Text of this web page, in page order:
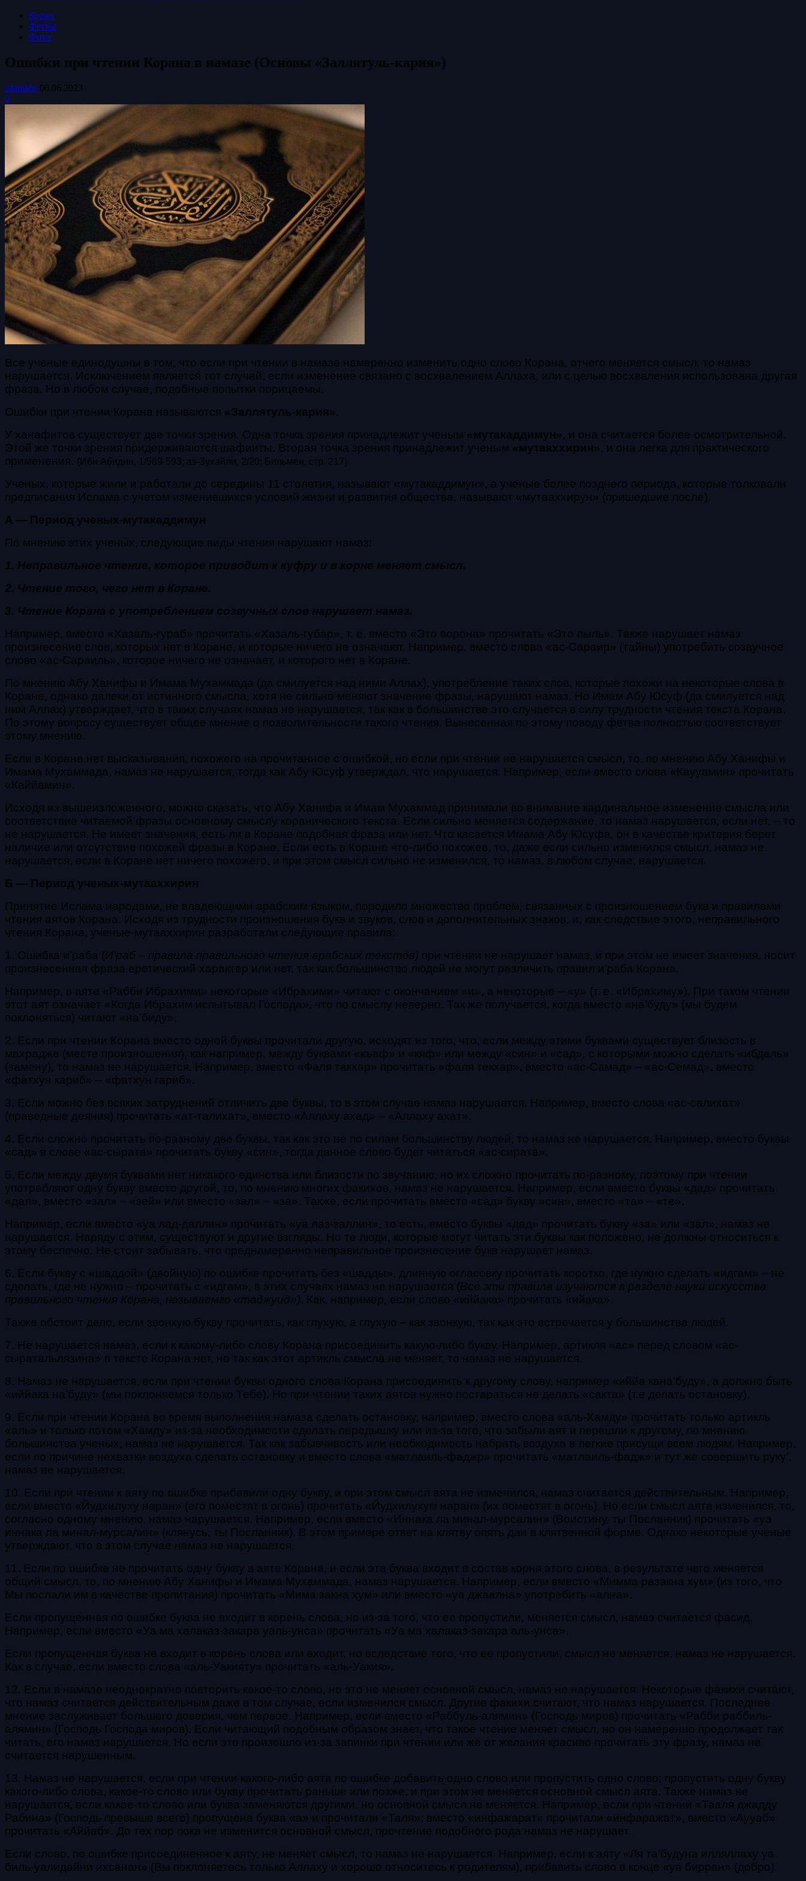
Коран
Фетвы
Фикх
Ошибки при чтении Корана в намазе (Основы «Заллятуль-кария»)
islamkbr 06.06.2023
0
Все ученые единодушны в том, что если при чтении в намазе намеренно изменить одно слово Корана, отчего меняется смысл, то намаз
нарушается. Исключением является тот случай, если изменение связано с восхвалением Аллаха, или с целью восхваления использована другая
фраза. Но в любом случае, подобные попытки порицаемы.
Ошибки при чтении Корана называются «Заллятуль-кария».
У ханафитов существует две точки зрения. Одна точка зрения принадлежит ученым «мутакаддимун», и она считается более осмотрительной.
Этой же точки зрения придерживаются шафииты. Вторая точка зрения принадлежит ученым «мутааххирин», и она легка для практического
применения. (Ибн Абидин, 1/589-593; аз-Зухайли, 2/20; Бильмен, стр. 217)
Ученых, которые жили и работали до середины 11 столетия, называют «мутакаддимун», а ученые более позднего периода, которые толковали
предписания Ислама с учетом изменившихся условий жизни и развития общества, называют «мутааххирун» (пришедшие после).
A — Период ученых-мутакаддимун
По мнению этих ученых, следующие виды чтения нарушают намаз:
1. Неправильное чтение, которое приводит к куфру и в корне меняет смысл.
2. Чтение того, чего нет в Коране.
3. Чтение Корана с употреблением созвучных слов нарушает намаз.
Например, вместо «Хазаль-гураб» прочитать «Хазаль-губар», т. е. вместо «Это ворона» прочитать «Это пыль». Также нарушает намаз
произнесение слов, которых нет в Коране, и которые ничего не означают. Например, вместо слова «ас-Сараир» (тайны) употребить созвучное
слово «ас-Сараиль», которое ничего не означает, и которого нет в Коране.
По мнению Абу Ханифы и Имама Мухаммада (да смилуется над ними Аллах), употребление таких слов, которые похожи на некоторые слова в
Коране, однако далеки от истинного смысла, хотя не сильно меняют значение фразы, нарушают намаз. Но Имам Абу Юсуф (да смилуется над
ним Аллах) утверждает, что в таких случаях намаз не нарушается, так как в большинстве это случается в силу трудности чтения текста Корана.
По этому вопросу существует общее мнение о позволительности такого чтения. Вынесенная по этому поводу фетва полностью соответствует
этому мнению.
Если в Коране нет высказывания, похожего на прочитанное с ошибкой, но если при чтении не нарушается смысл, то, по мнению Абу Ханифы и
Имама Мухаммада, намаз не нарушается, тогда как Абу Юсуф утверждал, что нарушается. Например, если вместо слова «Каууамин» прочитать
«Каййамин».
Исходя из вышеизложенного, можно сказать, что Абу Ханифа и Имам Мухаммад принимали во внимание кардинальное изменение смысла или
соответствие читаемой фразы основному смыслу коранического текста. Если сильно меняется содержание, то намаз нарушается, если нет, – то
не нарушается. Не имеет значения, есть ли в Коране подобная фраза или нет. Что касается Имама Абу Юсуфа, он в качестве критерия берет
наличие или отсутствие похожей фразы в Коране. Если есть в Коране что-либо похожее, то, даже если сильно изменился смысл, намаз не
нарушается, если в Коране нет ничего похожего, и при этом смысл сильно не изменился, то намаз, в любом случае, нарушается.
Б — Период ученых-мутааххирин
Принятие Ислама народами, не владеющими арабским языком, породило множество проблем, связанных с произношением букв и правилами
чтения аятов Корана. Исходя из трудности произношения букв и звуков, слов и дополнительных знаков, и, как следствие этого, неправильного
чтения Корана, ученые-мутааххирин разработали следующие правила:
1. Ошибка и’раба (И’раб – правила правильного чтения арабских текстов) при чтении не нарушает намаз, и при этом не имеет значения, носит
произнесенная фраза еретический характер или нет, так как большинство людей не могут различить правил и’раба Корана.
Например, в аяте «Рабби Ибрахими» некоторые «Ибрахими» читают с окончанием «и», а некоторые – «у» (т. е. «Ибрахиму»). При таком чтении
этот аят означает «Когда Ибрахим испытывал Господа», что по смыслу неверно. Так же получается, когда вместо «на’буду» (мы будем
поклоняться) читают «на’биду».
2. Если при чтении Корана вместо одной буквы прочитали другую, исходят из того, что, если между этими буквами существует близость в
махрадже (месте произношения), как например, между буквами «къаф» и «кяф» или между «син» и «сад», с которыми можно сделать «ибдаль»
(замену), то намаз не нарушается. Например, вместо «Фаля такхар» прочитать «фаля текхар», вместо «ас-Самад» – «ас-Семад», вместо
«фатхун кариб» – «фатхун гариб».
3. Если можно без всяких затруднений отличить две буквы, то в этом случае намаз нарушается. Например, вместо слова «ас-салихат»
(праведные деяния) прочитать «ат-талихат», вместо «Аллаху ахад» – «Аллаху ахат».
4. Если сложно прочитать по-разному две буквы, так как это не по силам большинству людей, то намаз не нарушается. Например, вместо буквы
«сад» в слове «ас-сырата» прочитать букву «син», тогда данное слово будет читаться «ас-сирата».
5. Если между двумя буквами нет никакого единства или близости по звучанию, но их сложно прочитать по-разному, поэтому при чтении
употребляют одну букву вместо другой, то, по мнению многих факихов, намаз не нарушается. Например, если вместо буквы «дад» прочитать
«дал», вместо «зал» – «зей» или вместо «зал» – «за». Также, если прочитать вместо «сад» букву «син», вместо «та» – «те».
Например, если вместо «уа лад-даллин» прочитать «уа лаз-заллин», то есть, вместо буквы «дад» прочитать букву «за» или «зал», намаз не
нарушается. Наряду с этим, существуют и другие взгляды. Но те люди, которые могут читать эти буквы как положено, не должны относиться к
этому беспечно. Не стоит забывать, что преднамеренно неправильное произнесение букв нарушает намаз.
6. Если букву с «шаддой» (двойную) по ошибке прочитать без «шадды», длинную огласовку прочитать коротко, где нужно сделать «идгам» – не
сделать, где не нужно – прочитать с «идгам», в этих случаях намаз не нарушается (Все эти правила изучаются в разделе науки искусства
правильного чтения Корана, называемго «таджуид»). Как, например, если слово «иййака» прочитать «ийака».
Также обстоит дело, если звонкую букву прочитать, как глухую, а глухую – как звонкую, так как это встречается у большинства людей.
7. Не нарушается намаз, если к какому-либо слову Корана присоединить какую-либо букву. Например, артикля «ас» перед словом «ас-
сыратальлязина» в тексте Корана нет, но так как этот артикль смысла не меняет, то намаз не нарушается.
8. Намаз не нарушается, если при чтении буквы одного слова Корана присоединить к другому слову, например «иййа кана’буду», а должно быть
«иййака на’буду» (мы поклоняемся только Тебе). Но при чтении таких аятов нужно постараться не делать «сакта» (т.е делать остановку).
9. Если при чтении Корана во время выполнения намаза сделать остановку, например, вместо слова «аль-Хамду» прочитать только артикль
«аль» и только потом «Хамду» из-за необходимости сделать передышку или из-за того, что забыли аят и перешли к другому, по мнению
большинства ученых, намаз не нарушается. Так как забывчивость или необходимость набрать воздуха в легкие присущи всем людям. Например,
если по причине нехватки воздуха сделать остановку и вместо слова «матлаиль-фаджр» прочитать «матлаиль-фадж» и тут же совершить руку’,
намаз не нарушается.
10. Если при чтении к аяту по ошибке прибавили одну букву, и при этом смысл аята не изменился, намаз считается действительным. Например,
если вместо «Йудхилуху наран» (его поместят в огонь) прочитать «Йудхилухум наран» (их поместят в огонь). Но если смысл аята изменился, то,
согласно одному мнению, намаз нарушается. Например, если вместо «Иннака ла минал-мурсалин» (Воистину, ты Посланник) прочитать «уа
иннака ла минал-мурсалин» (клянусь, ты Посланник). В этом примере ответ на клятву опять дан в клятвенной форме. Однако некоторые ученые
утверждают, что в этом случае намаз не нарушается.
11. Если по ошибке не прочитать одну букву в аяте Корана, и если эта буква входит в состав корня этого слова, в результате чего меняется
общий смысл, то, по мнению Абу Ханифы и Имама Мухаммада, намаз нарушается. Например, если вместо «Мимма разакна хум» (из того, что
Мы послали им в качестве пропитания) прочитать «Мима закна хум» или вместо «уа джаална» употребить «ална».
Если пропущенная по ошибке буква не входит в корень слова, но из-за того, что ее пропустили, меняется смысл, намаз считается фасид.
Например, если вместо «Уа ма халаказ-закара уаль-унса» прочитать «Уа ма халаказ-закара аль-унса».
Если пропущенная буква не входит в корень слова или входит, но вследствие того, что ее пропустили, смысл не меняется, намаз не нарушается.
Как в случае, если вместо слова «аль-Уакияту» прочитать «аль-Уакия».
12. Если в намазе неоднократно повторить какое-то слово, но это не меняет основной смысл, намаз не нарушается. Некоторые факихи считают,
что намаз считается действительным даже в том случае, если изменился смысл. Другие факихи считают, что намаз нарушается. Последнее
мнение заслуживает большего доверия, чем первое. Например, если вместо «Раббуль-алямин» (Господь миров) прочитать «Рабби раббиль-
алямин» (Господь Господа миров). Если читающий подобным образом знает, что такое чтение меняет смысл, но он намеренно продолжает так
читать, его намаз нарушается. Но если это произошло из-за запинки при чтении или же от желания красиво прочитать эту фразу, намаз не
считается нарушенным.
13. Намаз не нарушается, если при чтении какого-либо аята по ошибке добавить одно слово или пропустить одно слово; пропустить одну букву
какого-либо слова, какое-то слово или букву прочитать раньше или позже, и при этом не меняется основной смысл аята. Также намаз не
нарушается, если какое-то слово или буква заменяются другими, но основной смысл не меняется. Например, если при чтении «Тааля джадду
Рабина» (Господь превыше всего) пропущена буква «а» и прочитали «Таля»; вместо «инфажарат» прочитали «инфаражат», вместо «Аууаб»
прочитать «Аййаб». До тех пор пока не изменится основной смысл, прочтение подобного рода намаз не нарушает.
Если слово, по ошибке присоединенное к аяту, не меняет смысл, то намаз не нарушается. Например, если к аяту «Ля та’будуна илляллаху уа
биль-уалидайни ихсанан» (Вы поклоняетесь только Аллаху и хорошо относитесь к родителям), прибавить слово в конце «уа бирран» (добро).